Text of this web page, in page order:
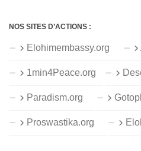
NOS SITES D’ACTIONS :
Elohimembassy.org
1min4Peace.org
Paradism.org
Proswastika.org